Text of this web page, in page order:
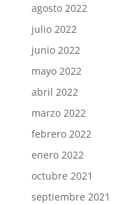
agosto 2022
julio 2022
junio 2022
mayo 2022
abril 2022
marzo 2022
febrero 2022
enero 2022
octubre 2021
septiembre 2021